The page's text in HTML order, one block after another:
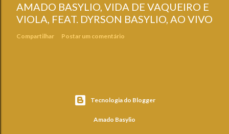
AMADO BASYLIO, VIDA DE VAQUEIRO E
VIOLA, FEAT. DYRSON BASYLIO, AO VIVO
Compartilhar Postar um comentário
Tecnologia do Blogger
Amado Basylio